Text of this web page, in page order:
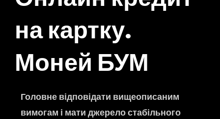
на картку.
Моней БУМ
Головне відповідати вищеописаним
вимогам і мати джерело стабільного